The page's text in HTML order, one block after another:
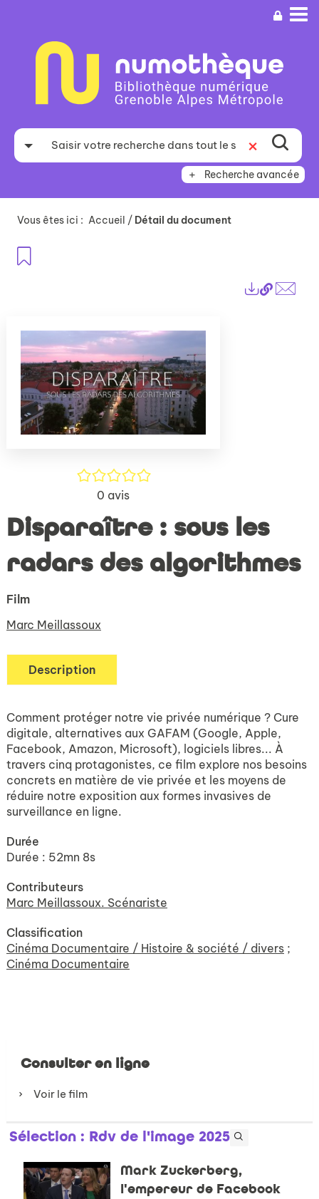
recherche
Recherche avancée
Vous êtes ici : Accueil / Détail du document
Lien
/5
0 avis
Disparaître : sous les
radars des algorithmes
Film
Marc Meillassoux
Description
Comment protéger notre vie privée numérique ? Cure
digitale, alternatives aux GAFAM (Google, Apple,
Facebook, Amazon, Microsoft), logiciels libres... À
travers cinq protagonistes, ce film explore nos besoins
concrets en matière de vie privée et les moyens de
réduire notre exposition aux formes invasives de
surveillance en ligne.
Durée
Durée : 52mn 8s
Contributeurs
Marc Meillassoux. Scénariste
Classification
Cinéma Documentaire / Histoire & société / divers ;
Cinéma Documentaire
Consulter en ligne
Voir le film
Sélection : Rdv de l'image 2025
Mark Zuckerberg,
l'empereur de Facebook